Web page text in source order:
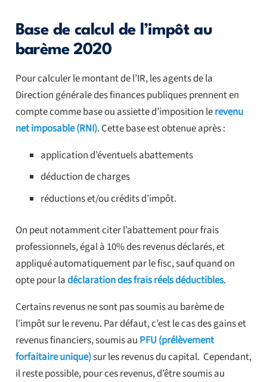
Base de calcul de l’impôt au
barème 2020
Pour calculer le montant de l’IR, les agents de la
Direction générale des finances publiques prennent en
compte comme base ou assiette d’imposition lerevenu
net imposable (RNI). Cette base est obtenue après :
application d’éventuels abattements
déduction de charges
réductions et/ou crédits d’impôt.
On peut notamment citer l’abattement pour frais
professionnels, égal à 10% des revenus déclarés, et
appliqué automatiquement par le fisc, sauf quand on
opte pour ladéclaration des frais réels déductibles.
Certains revenus ne sont pas soumis au barème de
l’impôt sur le revenu. Par défaut, c’est le cas des gains et
revenus financiers, soumis au PFU (prélèvement
forfaitaire unique)sur les revenus du capital. Cependant,
il reste possible, pour ces revenus, d’être soumis au